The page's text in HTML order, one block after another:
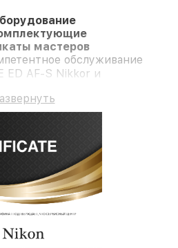
мастеров
обслуживание
ED AF-S Nikkor и